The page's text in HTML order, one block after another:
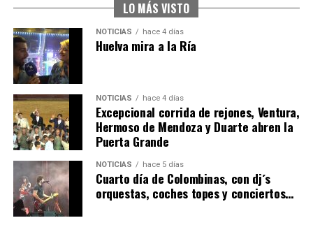
4º DÍA DE LAS FIESTAS COLOMBINAS 2026
hace 5 días Huelvatv
LO MÁS VISTO
NOTICIAS hace 4 días
Huelva mira a la Ría
NOTICIAS hace 4 días
Excepcional corrida de rejones, Ventura,
Hermoso de Mendoza y Duarte abren la
Puerta Grande
NOTICIAS hace 5 días
Cuarto día de Colombinas, con dj´s
orquestas, coches topes y conciertos…